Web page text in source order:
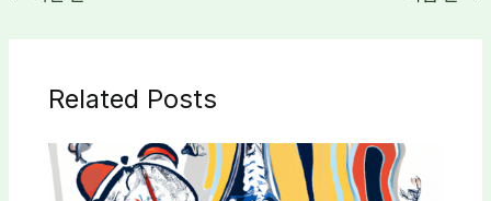
Related Posts